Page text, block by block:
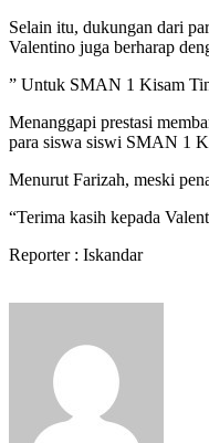
Selain itu, dukungan dari
Valentino juga berharap
” Untuk SMAN 1 Kisam
Menanggapi prestasi
para siswa siswi SMAN 1
Menurut Farizah, meski
“Terima kasih kepada
Reporter : Iskandar